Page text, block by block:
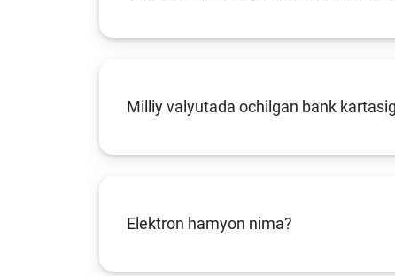
Milliy valyutada ochilgan bank
Elektron hamyon nima?